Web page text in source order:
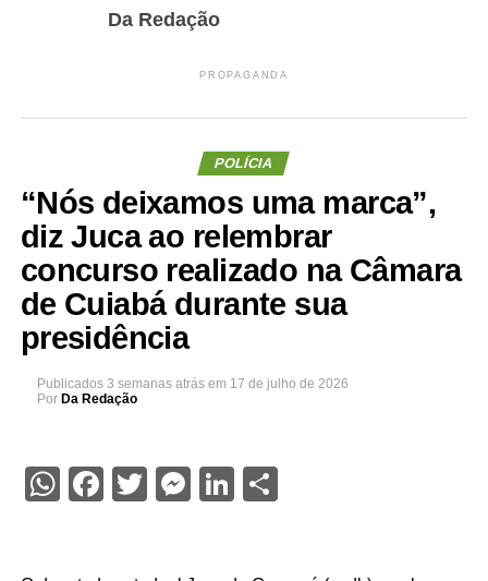
Da Redação
PROPAGANDA
POLÍCIA
“Nós deixamos uma marca”,
diz Juca ao relembrar
concurso realizado na Câmara
de Cuiabá durante sua
presidência
Publicados 3 semanas atrás em 17 de julho de 2026
Por Da Redação
WhatsApp
Facebook
Twitter
Messenger
LinkedIn
Share